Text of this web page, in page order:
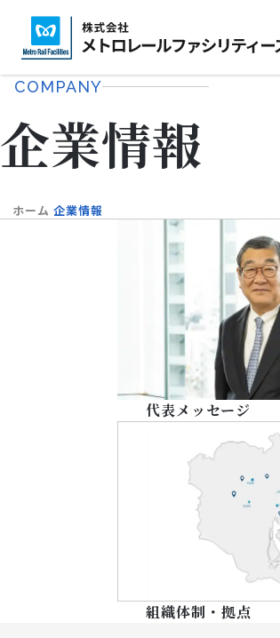
企業情報
事業紹介
技術・安全
COMPANY
企業情報
ホーム 企業情報
代表メッセージ
組織体制・拠点